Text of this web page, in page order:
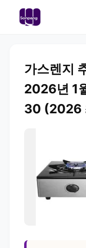
가스렌지
2026년 1
30 (2026